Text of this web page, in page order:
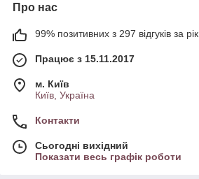
Про нас
99% позитивних з 297 відгуків за рік
Працює з 15.11.2017
м. Київ
Київ, Україна
Контакти
Сьогодні вихідний
Показати весь графік роботи